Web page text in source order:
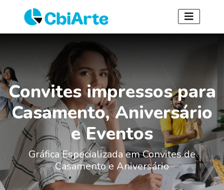
Convites impressos para
Casamento, Aniversário
e Eventos
Gráfica Especializada em Convites de
Casamento e Aniversário